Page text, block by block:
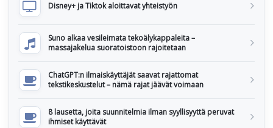
Disney+ ja Tiktok aloittavat yhteistyön
Suno alkaa vesileimata tekoälykappaleita –
massajakelua suoratoistoon rajoitetaan
ChatGPT:n ilmaiskäyttäjät saavat rajattomat
tekstikeskustelut – nämä rajat jäävät voimaan
8 lausetta, joita suunnitelmia ilman syyllisyyttä peruvat
ihmiset käyttävät